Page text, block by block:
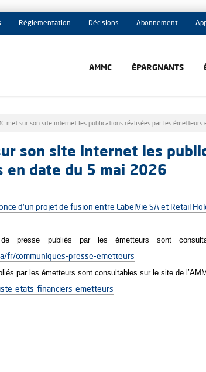
Réglementation Décisions Abonnement
AMMC ÉPARGNANTS
met sur son site internet les publications réalisées par les
sur son site internet les
en date du 5 mai 2026
d'un projet de fusion entre LabelVie SA et Retail
de presse publiés par les émetteurs sont
fr/communiques-presse-emetteurs
par les émetteurs sont consultables sur le site de
etats-financiers-emetteurs